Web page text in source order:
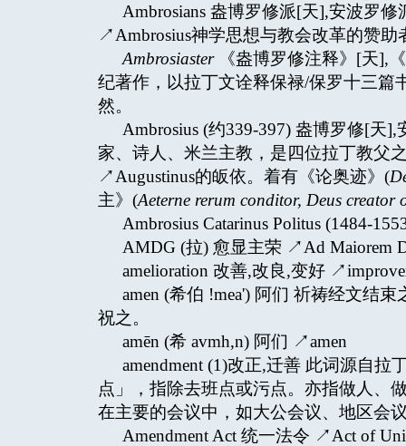
Ambrosians 盎博罗修派[天],安波罗
↗Ambrosius神学思想与教会改革的赞助
Ambrosiaster《盎博罗修注释》[天],
纪著作，以拉丁文诠释保禄/保罗十三
然。
Ambrosius (约339-397) 盎博罗修[天
家、诗人、米兰主教，是四位拉丁教父
↗Augustinus的皈依。着有《论奥迹》(
主》(Aeterne rerum conditor, Deus creator
Ambrosius Catarinus Politus (1484-
AMDG (拉) 愈显主荣 ↗Ad Maiorem
amelioration 改善,改良,变好
amen (希伯 !mea') 阿们 祈祷经文结
祝之。
amēn (希 avmh,n) 阿们 ↗amen
amendment (1)改正,迁善 此词源自拉
点」，指除去班点或污点。亦指做人、
在主要的会议中，如大公会议、地区会
Amendment Act 统一法令 ↗Act of